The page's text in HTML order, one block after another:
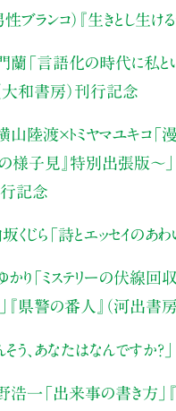
ブランコ） 『生きとし生
蘭 「言語化の時代に私と
大和書房）刊行記念
陸渡×トミヤマユキコ「
様子見』特別出張版〜」
記念
くじら 「詩とエッセイのあわ
り 「ミステリーの伏線
『県警の番人』（河出書
そう、あなたはなんですか？」
浩一 「出来事の書き方」